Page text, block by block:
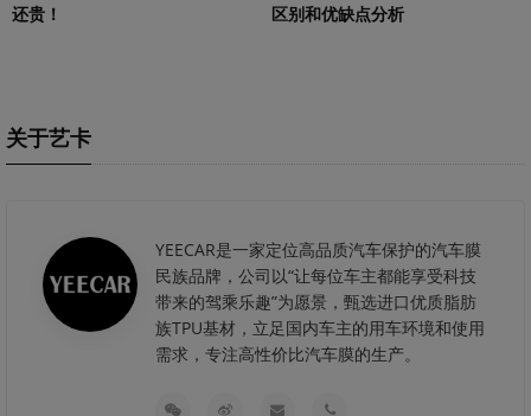
还贵！
区别和优缺点分析
关于艺卡
YEECAR是一家定位高品质汽车保护的汽车膜
民族品牌，公司以“让每位车主都能享受科技
带来的驾乘乐趣”为愿景，甄选进口优质脂肪
族TPU基材，立足国内车主的用车环境和使用
需求，专注高性价比汽车膜的生产。